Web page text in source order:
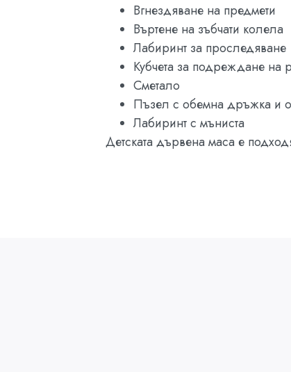
Вгнездяване на предмети
Въртене на зъбчати колела
Лабиринт за проследяване
Кубчета за подреждане на
Сметало
Пъзел с обемна дръжка и
Лабиринт с мъниста
Детската дървена маса е